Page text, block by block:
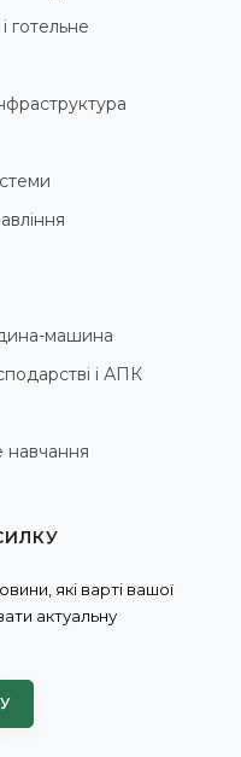
готельне
машина
і АПК
навчання
які варті вашої
актуальну